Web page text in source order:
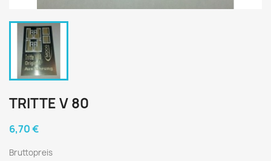
TRITTE V 80
6,70 €
Bruttopreis